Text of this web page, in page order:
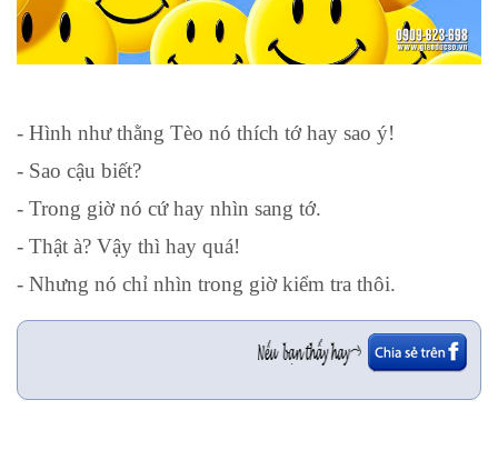
- Hình như thằng Tèo nó thích tớ hay sao ý!
- Sao cậu biết?
- Trong giờ nó cứ hay nhìn sang tớ.
- Thật à? Vậy thì hay quá!
- Nhưng nó chỉ nhìn trong giờ kiểm tra thôi.